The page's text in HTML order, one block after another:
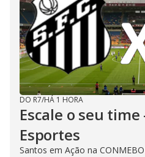
DO R7/HÁ 1 HORA
Escale o seu
Esportes
Santos em Ação na